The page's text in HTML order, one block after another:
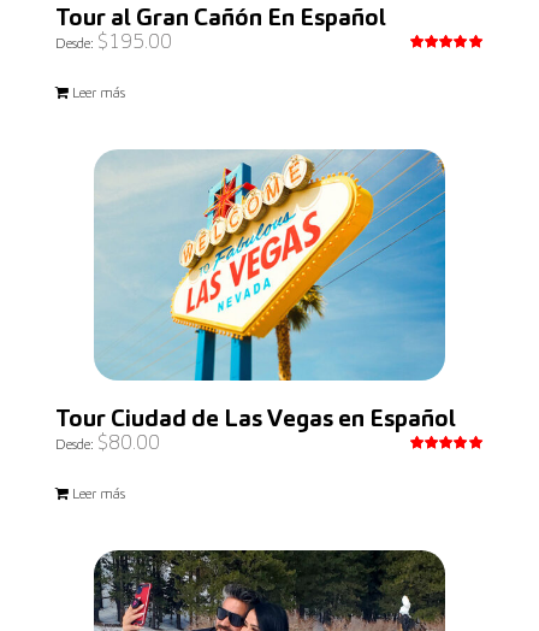
Tour al Gran Cañón En Español
Desde: $195.00
Leer más
Tour Ciudad de Las Vegas en Español
Desde: $80.00
Leer más